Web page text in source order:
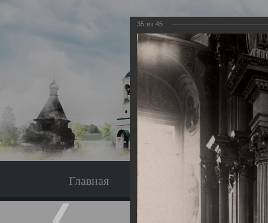
Главная Экскурсия
35 из 45